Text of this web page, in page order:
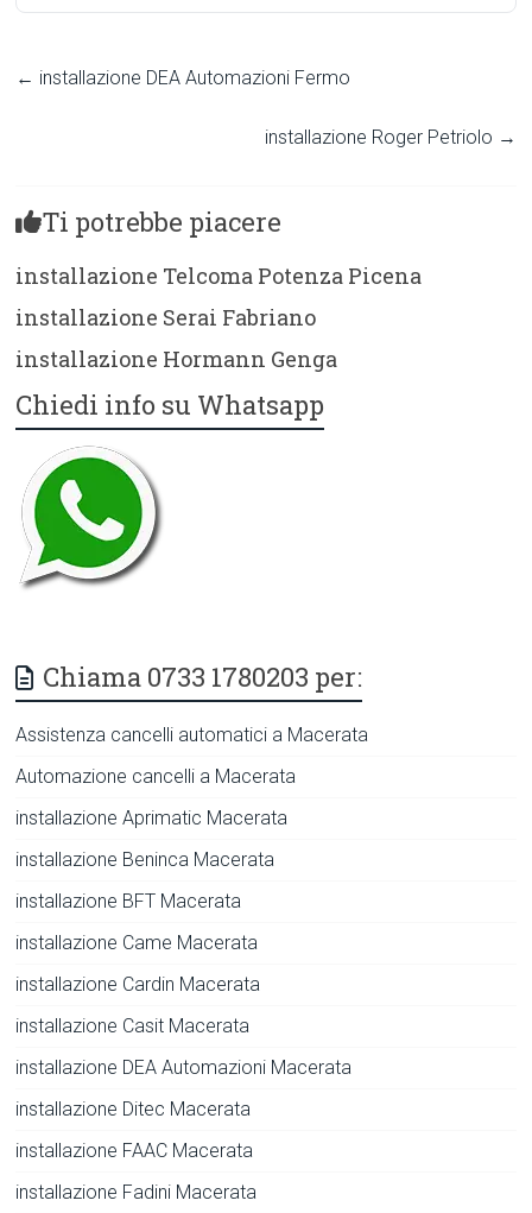
← installazione DEA Automazioni Fermo
installazione Roger Petriolo →
Ti potrebbe piacere
installazione Telcoma Potenza Picena
installazione Serai Fabriano
installazione Hormann Genga
Chiedi info su Whatsapp
Chiama 0733 1780203 per:
Assistenza cancelli automatici a Macerata
Automazione cancelli a Macerata
installazione Aprimatic Macerata
installazione Beninca Macerata
installazione BFT Macerata
installazione Came Macerata
installazione Cardin Macerata
installazione Casit Macerata
installazione DEA Automazioni Macerata
installazione Ditec Macerata
installazione FAAC Macerata
installazione Fadini Macerata